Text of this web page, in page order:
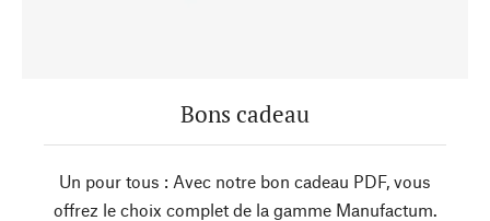
Bons cadeau
Un pour tous : Avec notre bon cadeau PDF, vous
offrez le choix complet de la gamme Manufactum.